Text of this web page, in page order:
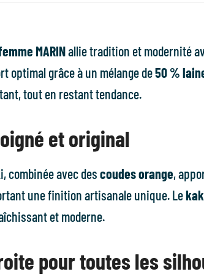
MARINallie tradition et modernité
optimal grâce à un mélange de50 %
tout en restant tendance.
et original
combinée avec descoudes orange,
une finition artisanale unique. Le
et moderne.
pour toutes les